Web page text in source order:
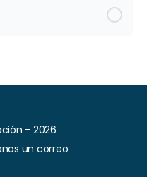
- 2026
un correo